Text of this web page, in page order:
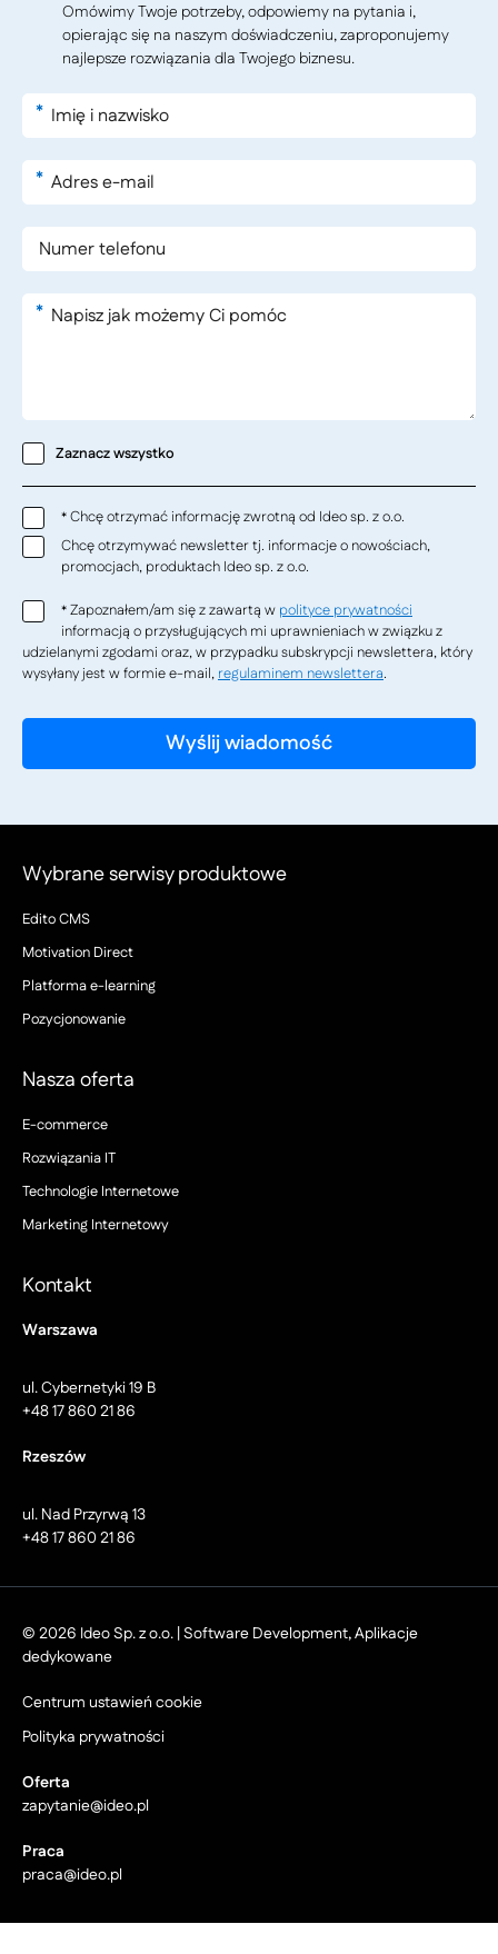
Omówimy Twoje potrzeby, odpowiemy na pytania i,
opierając się na naszym doświadczeniu, zaproponujemy
najlepsze rozwiązania dla Twojego biznesu.
*
*
*
Zaznacz wszystko
*Chcę otrzymać informację zwrotną od Ideo sp. z o.o.
Chcę otrzymywać newsletter tj. informacje o nowościach,
promocjach, produktach Ideo sp. z o.o.
*Zapoznałem/am się z zawartą w polityce prywatności
informacją o przysługujących mi uprawnieniach w związku z
udzielanymi zgodami oraz, w przypadku subskrypcji newslettera, który
wysyłany jest w formie e-mail, regulaminem newslettera.
Wybrane serwisy produktowe
Edito CMS
Motivation Direct
Platforma e-learning
Pozycjonowanie
Nasza oferta
E-commerce
Rozwiązania IT
Technologie Internetowe
Marketing Internetowy
Kontakt
Warszawa
ul. Cybernetyki 19 B
+48 17 860 21 86
Rzeszów
ul. Nad Przyrwą 13
+48 17 860 21 86
© 2026 Ideo Sp. z o.o. | Software Development, Aplikacje
dedykowane
Centrum ustawień cookie
Polityka prywatności
Oferta
zapytanie@ideo.pl
Praca
praca@ideo.pl